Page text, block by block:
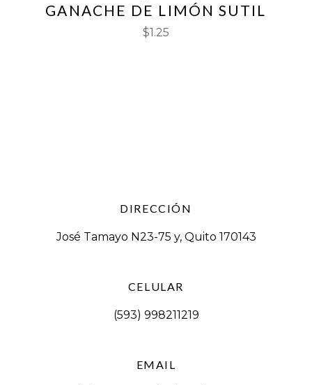
GANACHE DE LIMÓN SUTIL
$1.25
DIRECCIÓN
José Tamayo N23-75 y, Quito 170143
CELULAR
(593) 998211219
EMAIL